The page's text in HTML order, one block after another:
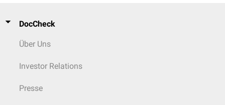
DocCheck
Über Uns
Investor Relations
Presse